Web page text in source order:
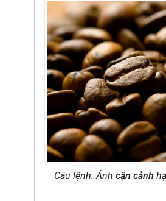
Câu lệnh: Ảnh cận cảnh